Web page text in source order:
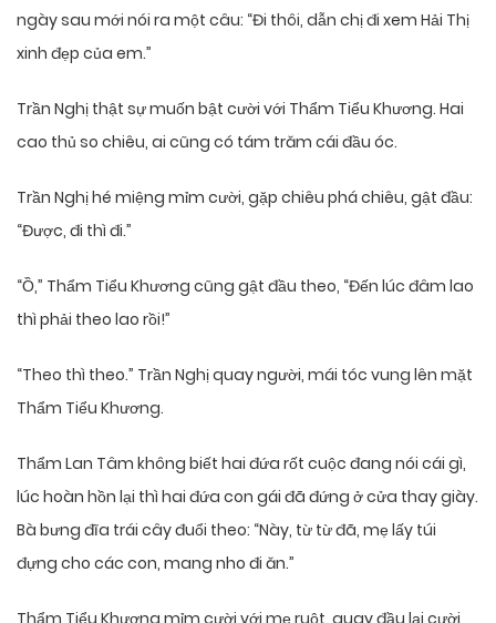
ngày sau mới nói ra một câu: “Đi thôi, dẫn chị đi xem Hải Thị
xinh đẹp của em.”
Trần Nghị thật sự muốn bật cười với Thẩm Tiểu Khương. Hai
cao thủ so chiêu, ai cũng có tám trăm cái đầu óc.
Trần Nghị hé miệng mỉm cười, gặp chiêu phá chiêu, gật đầu:
“Được, đi thì đi.”
“Ồ,” Thẩm Tiểu Khương cũng gật đầu theo, “Đến lúc đâm lao
thì phải theo lao rồi!”
“Theo thì theo.” Trần Nghị quay người, mái tóc vung lên mặt
Thẩm Tiểu Khương.
Thẩm Lan Tâm không biết hai đứa rốt cuộc đang nói cái gì,
lúc hoàn hồn lại thì hai đứa con gái đã đứng ở cửa thay giày.
Bà bưng đĩa trái cây đuổi theo: “Này, từ từ đã, mẹ lấy túi
đựng cho các con, mang nho đi ăn.”